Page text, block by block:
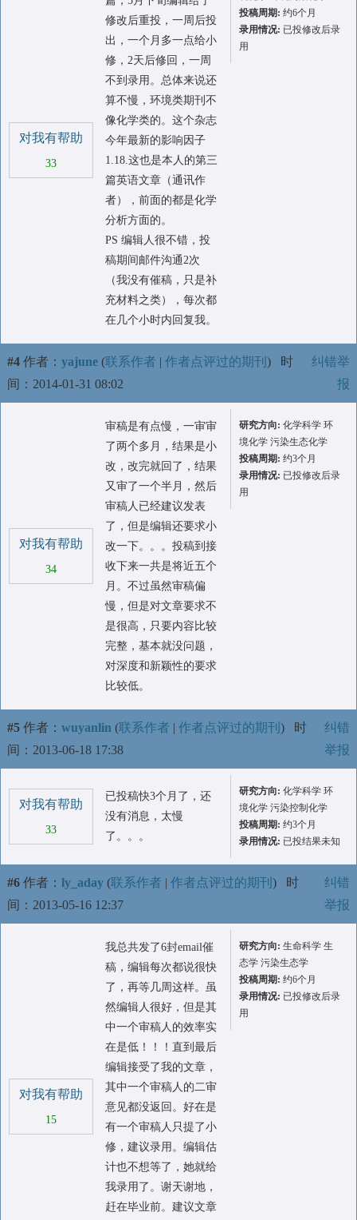
对我有帮助
33
修改后重投，一周后投
出，一个月多一点给小
修，2天后修回，一周
不到录用。总体来说还
算不慢，环境类期刊不
像化学类的。这个杂志
今年最新的影响因子
1.18.这也是本人的第三
篇英语文章（通讯作
者），前面的都是化学
分析方面的。
PS 编辑人很不错，投
稿期间邮件沟通2次
（我没有催稿，只是补
充材料之类），每次都
在几个小时内回复我。
投稿周期: 约6个月
录用情况: 已投修改后录
用
#4 作者： yajune (联系作者 | 作者点评过的期刊 ) 时
间：2014-01-31 08:02
纠错举
报
对我有帮助
34
审稿是有点慢，一审审
了两个多月，结果是小
改，改完就回了，结果
又审了一个半月，然后
审稿人已经建议发表
了，但是编辑还要求小
改一下。。。投稿到接
收下来一共是将近五个
月。不过虽然审稿偏
慢，但是对文章要求不
是很高，只要内容比较
完整，基本就没问题，
对深度和新颖性的要求
比较低。
研究方向: 化学科学 环
境化学 污染生态化学
投稿周期: 约3个月
录用情况: 已投修改后录
用
#5 作者： wuyanlin (联系作者 | 作者点评过的期刊 ) 时
间：2013-06-18 17:38
纠错
举报
对我有帮助
33
已投稿快3个月了，还
没有消息，太慢
了。。。
研究方向: 化学科学 环
境化学 污染控制化学
投稿周期: 约3个月
录用情况: 已投结果未知
#6 作者： ly_aday (联系作者 | 作者点评过的期刊 ) 时
间：2013-05-16 12:37
纠错
举报
对我有帮助
15
我总共发了6封email催
稿，编辑每次都说很快
了，再等几周这样。虽
然编辑人很好，但是其
中一个审稿人的效率实
在是低！！！直到最后
编辑接受了我的文章，
其中一个审稿人的二审
意见都没返回。好在是
有一个审稿人只提了小
修，建议录用。编辑估
计也不想等了，她就给
我录用了。谢天谢地，
赶在毕业前。建议文章
研究方向: 生命科学 生
态学 污染生态学
投稿周期: 约6个月
录用情况: 已投修改后录
用